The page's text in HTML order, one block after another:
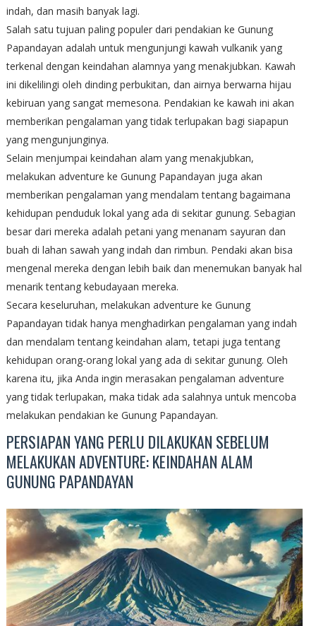
indah, dan masih banyak lagi.
Salah satu tujuan paling populer dari pendakian ke Gunung
Papandayan adalah untuk mengunjungi kawah vulkanik yang
terkenal dengan keindahan alamnya yang menakjubkan. Kawah
ini dikelilingi oleh dinding perbukitan, dan airnya berwarna hijau
kebiruan yang sangat memesona. Pendakian ke kawah ini akan
memberikan pengalaman yang tidak terlupakan bagi siapapun
yang mengunjunginya.
Selain menjumpai keindahan alam yang menakjubkan,
melakukan adventure ke Gunung Papandayan juga akan
memberikan pengalaman yang mendalam tentang bagaimana
kehidupan penduduk lokal yang ada di sekitar gunung. Sebagian
besar dari mereka adalah petani yang menanam sayuran dan
buah di lahan sawah yang indah dan rimbun. Pendaki akan bisa
mengenal mereka dengan lebih baik dan menemukan banyak hal
menarik tentang kebudayaan mereka.
Secara keseluruhan, melakukan adventure ke Gunung
Papandayan tidak hanya menghadirkan pengalaman yang indah
dan mendalam tentang keindahan alam, tetapi juga tentang
kehidupan orang-orang lokal yang ada di sekitar gunung. Oleh
karena itu, jika Anda ingin merasakan pengalaman adventure
yang tidak terlupakan, maka tidak ada salahnya untuk mencoba
melakukan pendakian ke Gunung Papandayan.
PERSIAPAN YANG PERLU DILAKUKAN SEBELUM
MELAKUKAN ADVENTURE: KEINDAHAN ALAM
GUNUNG PAPANDAYAN